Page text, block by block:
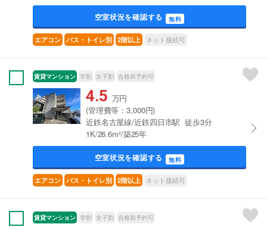
空室状況を確認する 無料
エアコン バス・トイレ別 2階以上 ネット接続可
賃貸マンション 学割 女子割 合格前予約可
4.5 万円
(管理費等：3,000円)
近鉄名古屋線/近鉄四日市駅 徒歩3分
1K/26.6m²/築25年
空室状況を確認する 無料
エアコン バス・トイレ別 2階以上 ネット接続可
賃貸マンション 学割 女子割 合格前予約可